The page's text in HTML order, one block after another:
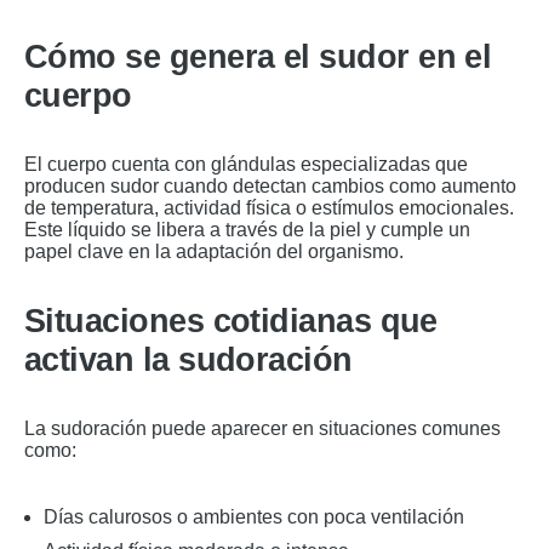
Cómo se genera el sudor en el
cuerpo
El cuerpo cuenta con glándulas especializadas que
producen sudor cuando detectan cambios como aumento
de temperatura, actividad física o estímulos emocionales.
Este líquido se libera a través de la piel y cumple un
papel clave en la adaptación del organismo.
Situaciones cotidianas que
activan la sudoración
La sudoración puede aparecer en situaciones comunes
como:
Días calurosos o ambientes con poca ventilación